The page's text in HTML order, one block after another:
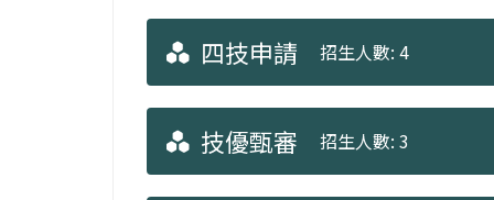
四技申請 招生人數: 4
技優甄審 招生人數: 3